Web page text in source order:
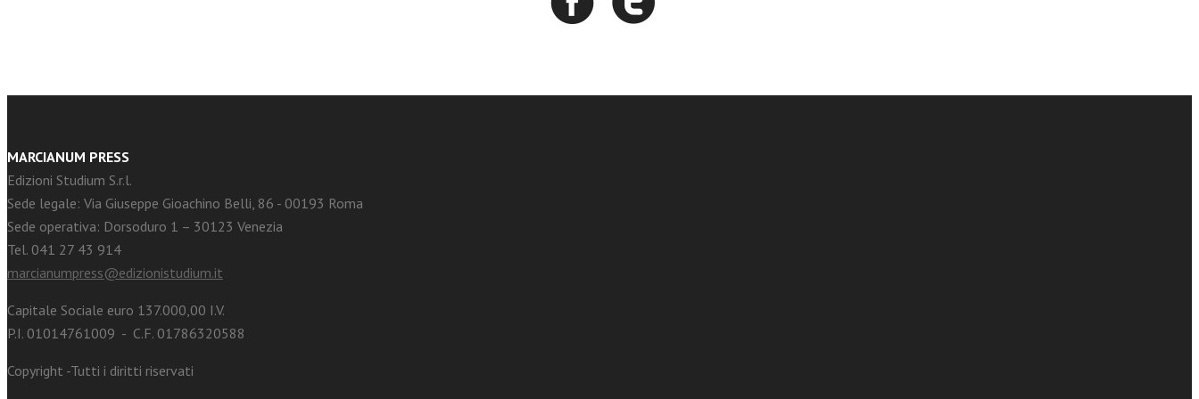
MARCIANUM PRESS
Edizioni Studium S.r.l.
Sede legale: Via Giuseppe Gioachino Belli, 86 - 00193 Roma
Sede operativa: Dorsoduro 1 – 30123 Venezia
Tel. 041 27 43 914
marcianumpress@edizionistudium.it
Capitale Sociale euro 137.000,00 I.V.
P.I. 01014761009 - C.F. 01786320588
Copyright -Tutti i diritti riservati